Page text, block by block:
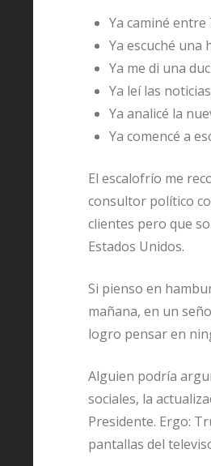
Ya caminé
Ya escuché
Ya me di una
Ya leí las
Ya analicé la
Ya comencé a
El escalofrío me
consultor político
clientes pero que
Estados Unidos.
Si pienso en
mañana, en un
logro pensar en
Alguien podría
sociales, la
Presidente. Ergo:
pantallas del